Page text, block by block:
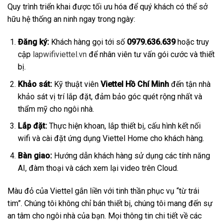
Quy trình triển khai được tối ưu hóa để quý khách có thể sở
hữu hệ thống an ninh ngay trong ngày:
Đăng ký:Khách hàng gọi tới số 0979.636.639hoặc truy
cập lapwifiviettel.vnđể nhân viên tư vấn gói cước và thiết
bị.
Khảo sát:Kỹ thuật viên Viettel Hồ Chí Minhđến tận nhà
khảo sát vị trí lắp đặt, đảm bảo góc quét rộng nhất và
thẩm mỹ cho ngôi nhà.
Lắp đặt:Thực hiện khoan, lắp thiết bị, cấu hình kết nối
wifi và cài đặt ứng dụng Viettel Home cho khách hàng.
Bàn giao:Hướng dẫn khách hàng sử dụng các tính năng
AI, đàm thoại và cách xem lại video trên Cloud.
Màu đỏ của Viettel gắn liền với tinh thần phục vụ “từ trái
tim”. Chúng tôi không chỉ bán thiết bị, chúng tôi mang đến sự
an tâm cho ngôi nhà của bạn. Mọi thông tin chi tiết về các